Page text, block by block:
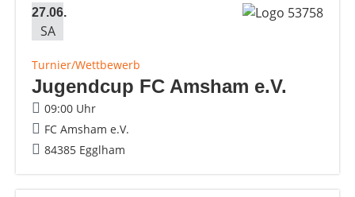
27.06.
SA
Turnier/Wettbewerb
Jugendcup FC Amsham e.V.
09:00 Uhr
FC Amsham e.V.
84385 Egglham